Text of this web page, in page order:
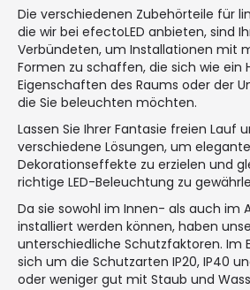
Die verschiedenen Zubehörteile für
die wir bei efectoLED anbieten, sind
Verbündeten, um Installationen mit
Formen zu schaffen, die sich wie ein
Eigenschaften des Raums oder der
die Sie beleuchten möchten.
Lassen Sie Ihrer Fantasie freien Lauf
verschiedene Lösungen, um
Dekorationseffekte zu erzielen und
richtige LED-Beleuchtung zu
Da sie sowohl im Innen- als auch im
installiert werden können, haben
unterschiedliche Schutzfaktoren. Im
sich um die Schutzarten IP20, IP40
oder weniger gut mit Staub und